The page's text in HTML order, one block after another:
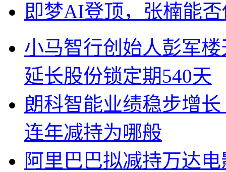
即梦AI登顶，张楠能
小马智行创始人彭军
延长股份锁定期540天
朗科智能业绩稳步增
连年减持为哪般
阿里巴巴拟减持万达